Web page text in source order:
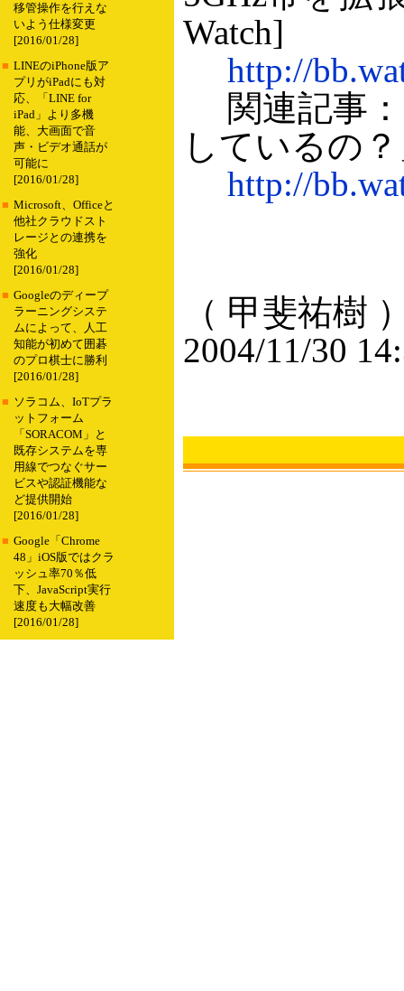
移管操作を行えな
いよう仕様変更
[2016/01/28]
■ LINEのiPhone版ア
プリがiPadにも対
応、「LINE for
iPad」より多機
能、大画面で音
声・ビデオ通話が
可能に
[2016/01/28]
■ Microsoft、Officeと
他社クラウドスト
レージとの連携を
強化
[2016/01/28]
■ Googleのディープ
ラーニングシステ
ムによって、人工
知能が初めて囲碁
のプロ棋士に勝利
[2016/01/28]
■ ソラコム、IoTプラ
ットフォーム
「SORACOM」と
既存システムを専
用線でつなぐサー
ビスや認証機能な
ど提供開始
[2016/01/28]
■ Google「Chrome
48」iOS版ではクラ
ッシュ率70％低
下、JavaScript実行
速度も大幅改善
[2016/01/28]
Watch]
http://
関連記事：
しているの？
http://
（ 甲斐祐樹
2004/11/30